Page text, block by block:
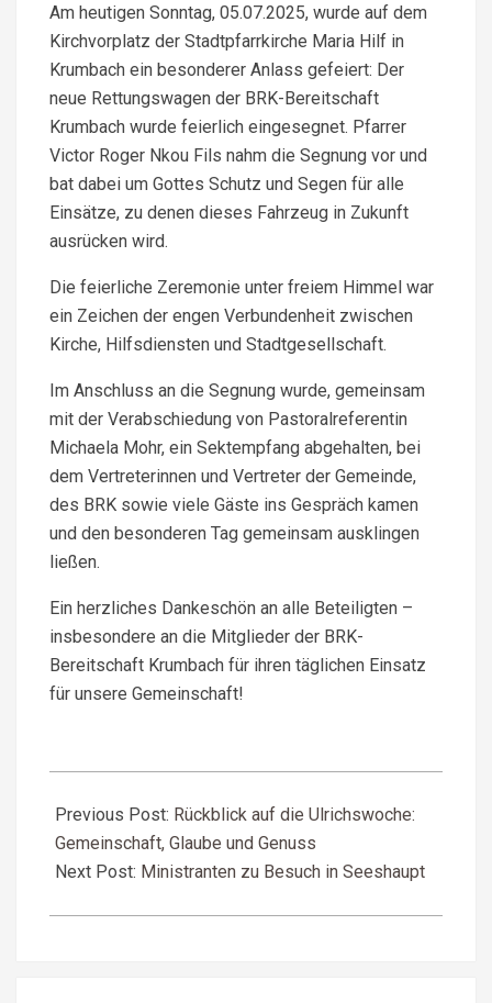
Am heutigen Sonntag, 05.07.2025, wurde auf dem
Kirchvorplatz der Stadtpfarrkirche Maria Hilf in
Krumbach ein besonderer Anlass gefeiert: Der
neue Rettungswagen der BRK-Bereitschaft
Krumbach wurde feierlich eingesegnet. Pfarrer
Victor Roger Nkou Fils nahm die Segnung vor und
bat dabei um Gottes Schutz und Segen für alle
Einsätze, zu denen dieses Fahrzeug in Zukunft
ausrücken wird.
Die feierliche Zeremonie unter freiem Himmel war
ein Zeichen der engen Verbundenheit zwischen
Kirche, Hilfsdiensten und Stadtgesellschaft.
Im Anschluss an die Segnung wurde, gemeinsam
mit der Verabschiedung von Pastoralreferentin
Michaela Mohr, ein Sektempfang abgehalten, bei
dem Vertreterinnen und Vertreter der Gemeinde,
des BRK sowie viele Gäste ins Gespräch kamen
und den besonderen Tag gemeinsam ausklingen
ließen.
Ein herzliches Dankeschön an alle Beteiligten –
insbesondere an die Mitglieder der BRK-
Bereitschaft Krumbach für ihren täglichen Einsatz
für unsere Gemeinschaft!
07-
13
Previous Post: Rückblick auf die Ulrichswoche:
Gemeinschaft, Glaube und Genuss
Next Post: Ministranten zu Besuch in Seeshaupt